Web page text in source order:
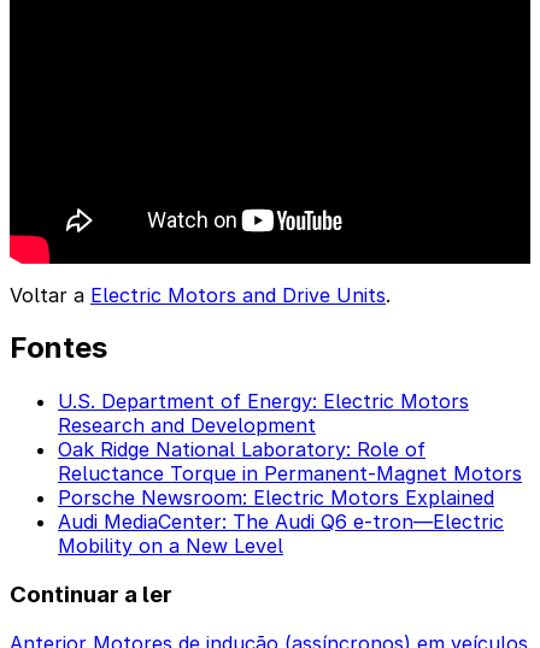
Voltar a Electric Motors and Drive Units.
Fontes
U.S. Department of Energy: Electric Motors
Research and Development
Oak Ridge National Laboratory: Role of
Reluctance Torque in Permanent-Magnet Motors
Porsche Newsroom: Electric Motors Explained
Audi MediaCenter: The Audi Q6 e-tron—Electric
Mobility on a New Level
Continuar a ler
Anterior Motores de indução (assíncronos) em veículos